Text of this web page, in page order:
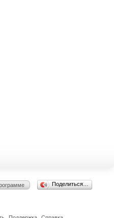
Поделиться…